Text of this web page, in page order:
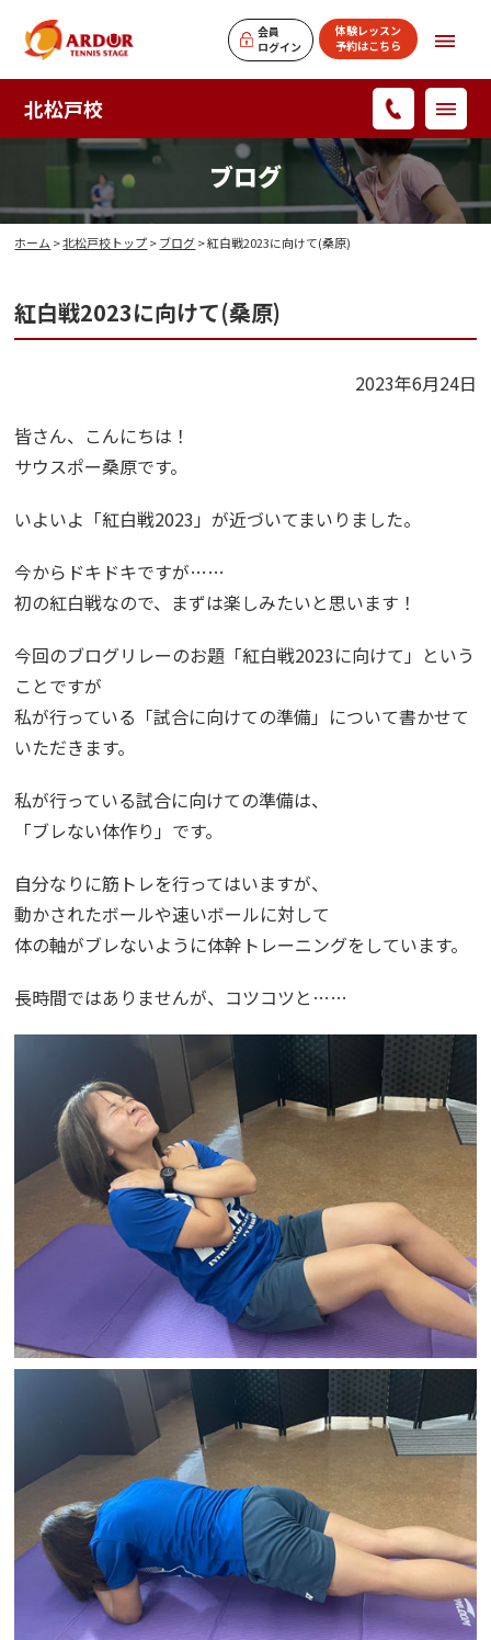
会員
ログイン
体験レッスン
予約はこちら
北松戸校
ブログ
ホーム >北松戸校トップ>ブログ> 紅白戦2023に向けて(桑原)
紅白戦2023に向けて(桑原)
2023年6月24日
皆さん、こんにちは！
サウスポー桑原です。
いよいよ「紅白戦2023」が近づいてまいりました。
今からドキドキですが……
初の紅白戦なので、まずは楽しみたいと思います！
今回のブログリレーのお題「紅白戦2023に向けて」という
ことですが
私が行っている「試合に向けての準備」について書かせて
いただきます。
私が行っている試合に向けての準備は、
「ブレない体作り」です。
自分なりに筋トレを行ってはいますが、
動かされたボールや速いボールに対して
体の軸がブレないように体幹トレーニングをしています。
長時間ではありませんが、コツコツと……